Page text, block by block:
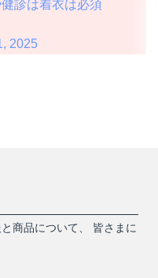
診は着衣は必須
2025
商品について、 皆さまに